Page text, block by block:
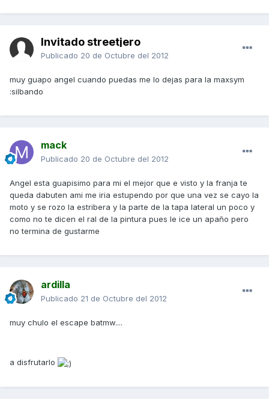
Invitado streetjero
Publicado 20 de Octubre del 2012
muy guapo angel cuando puedas me lo dejas para la maxsym
:silbando
mack
Publicado 20 de Octubre del 2012
Angel esta guapisimo para mi el mejor que e visto y la franja te
queda dabuten ami me iria estupendo por que una vez se cayo la
moto y se rozo la estribera y la parte de la tapa lateral un poco y
como no te dicen el ral de la pintura pues le ice un apaño pero
no termina de gustarme
ardilla
Publicado 21 de Octubre del 2012
muy chulo el escape batmw....
a disfrutarlo